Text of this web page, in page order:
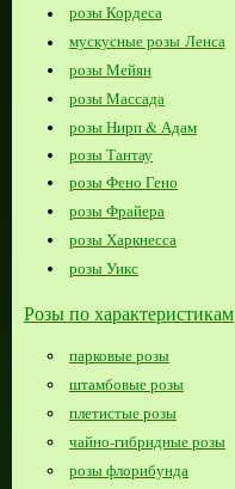
розы Кордеса
мускусные розы Ленса
розы Мейян
розы Массада
розы Нирп & Адам
розы Тантау
розы Фено Гено
розы Фрайера
розы Харкнесса
розы Уикс
Розы по характеристикам
парковые розы
штамбовые розы
плетистые розы
чайно-гибридные розы
розы флорибунда